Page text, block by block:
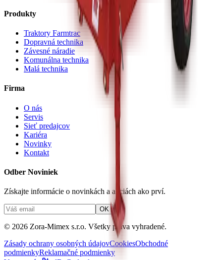
Produkty
Traktory Farmtrac
Dopravná technika
Závesné náradie
Komunálna technika
Malá technika
Firma
O nás
Servis
Sieť predajcov
Kariéra
Novinky
Kontakt
Odber Noviniek
Získajte informácie o novinkách a akciách ako prví.
OK
© 2026 Zora-Mimex s.r.o. Všetky práva vyhradené.
Zásady ochrany osobných údajovCookiesObchodné
podmienkyReklamačné podmienky